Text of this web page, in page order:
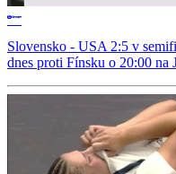
Slovensko - USA 2:5 v
dnes proti Fínsku o 20:00 na